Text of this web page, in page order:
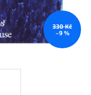
330 Kč
–9 %